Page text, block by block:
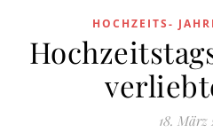
HOCHZEITS-
18. März